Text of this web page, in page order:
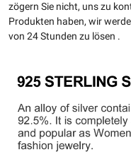
zögern Sie nicht, uns zu
Produkten haben, wir
von 24 Stunden zu lösen .